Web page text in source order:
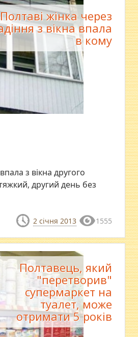
жінка через
з вікна впала
в кому
з вікна другого
другий день без
2 січня 2013 1555
Полтавець, який
"перетворив"
супермаркет на
туалет, може
отримати 5 років